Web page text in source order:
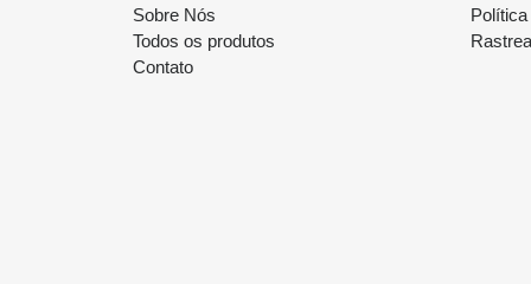
Sobre Nós
Todos os produtos
Contato